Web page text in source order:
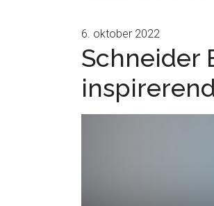
6. oktober 2022
Schneider